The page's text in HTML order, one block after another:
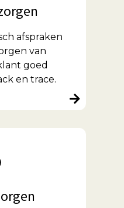
afspraken
van
goed
en trace.